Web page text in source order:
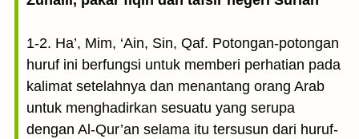
1-2. Ha’, Mim, ‘Ain, Sin, Qaf. Potongan-potongan
huruf ini berfungsi untuk memberi perhatian pada
kalimat setelahnya dan menantang orang Arab
untuk menghadirkan sesuatu yang serupa
dengan Al-Qur’an selama itu tersusun dari huruf-